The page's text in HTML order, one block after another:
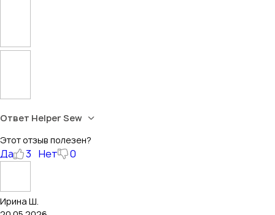
Ответ Helper Sew
Этот отзыв полезен?
Да 3 Нет 0
Ирина Ш.